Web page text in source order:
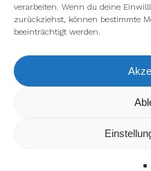
verarbeiten. Wenn du deine
zurückziehst, können bestimmte
beeinträchtigt werden.
Wir verwenden Cookies, um
kannst du
verwenden oder sie